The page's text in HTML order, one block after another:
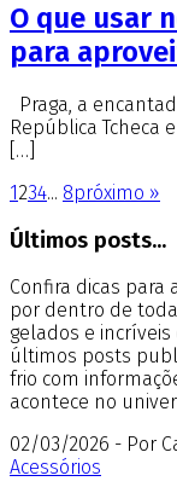
O que usar
para
Praga, a
República
[…]
1234... 8próximo »
Últimos posts...
Confira dicas
por dentro de
gelados e
últimos posts
frio com
acontece no
02/03/2026 - Por
Acessórios